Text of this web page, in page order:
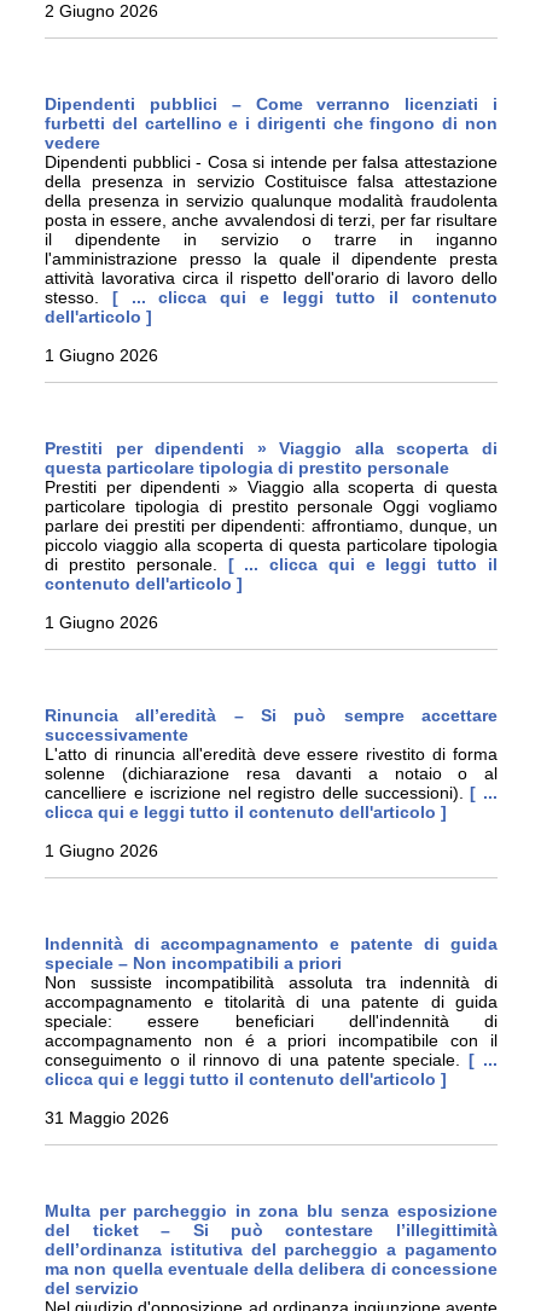
2 Giugno 2026
Dipendenti pubblici – Come verranno licenziati i
furbetti del cartellino e i dirigenti che fingono di non
vedere
Dipendenti pubblici - Cosa si intende per falsa attestazione
della presenza in servizio Costituisce falsa attestazione
della presenza in servizio qualunque modalità fraudolenta
posta in essere, anche avvalendosi di terzi, per far risultare
il dipendente in servizio o trarre in inganno
l'amministrazione presso la quale il dipendente presta
attività lavorativa circa il rispetto dell'orario di lavoro dello
stesso.
[ ... clicca qui e leggi tutto il contenuto
dell'articolo ]
1 Giugno 2026
Prestiti per dipendenti » Viaggio alla scoperta di
questa particolare tipologia di prestito personale
Prestiti per dipendenti » Viaggio alla scoperta di questa
particolare tipologia di prestito personale Oggi vogliamo
parlare dei prestiti per dipendenti: affrontiamo, dunque, un
piccolo viaggio alla scoperta di questa particolare tipologia
di prestito personale.
[ ... clicca qui e leggi tutto il
contenuto dell'articolo ]
1 Giugno 2026
Rinuncia all’eredità – Si può sempre accettare
successivamente
L'atto di rinuncia all'eredità deve essere rivestito di forma
solenne (dichiarazione resa davanti a notaio o al
cancelliere e iscrizione nel registro delle successioni).
[ ...
clicca qui e leggi tutto il contenuto dell'articolo ]
1 Giugno 2026
Indennità di accompagnamento e patente di guida
speciale – Non incompatibili a priori
Non sussiste incompatibilità assoluta tra indennità di
accompagnamento e titolarità di una patente di guida
speciale: essere beneficiari dell'indennità di
accompagnamento non é a priori incompatibile con il
conseguimento o il rinnovo di una patente speciale.
[ ...
clicca qui e leggi tutto il contenuto dell'articolo ]
31 Maggio 2026
Multa per parcheggio in zona blu senza esposizione
del ticket – Si può contestare l’illegittimità
dell’ordinanza istitutiva del parcheggio a pagamento
ma non quella eventuale della delibera di concessione
del servizio